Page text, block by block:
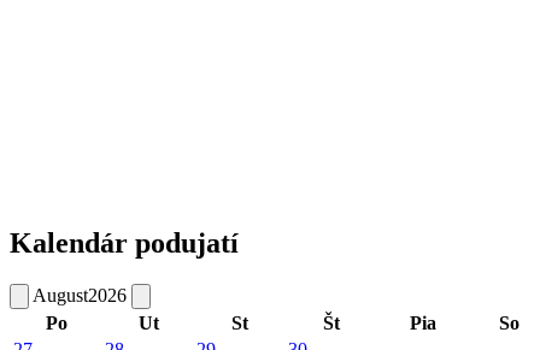
Kalendár podujatí
August2026
Po
Ut St Št Pia
So